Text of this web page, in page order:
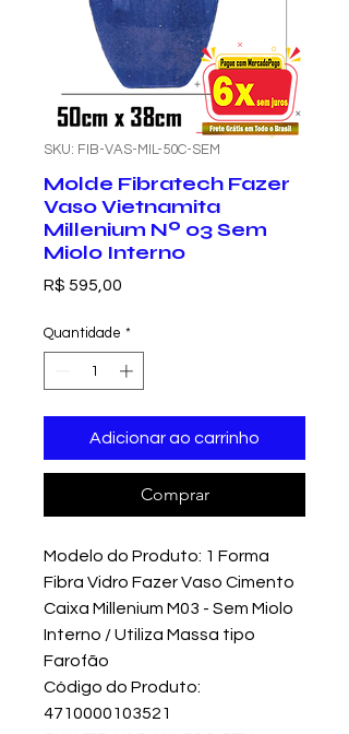
SKU: FIB-VAS-MIL-50C-SEM
Molde Fibratech Fazer
Vaso Vietnamita
Millenium Nº 03 Sem
Miolo Interno
R$ 595,00
Quantidade *
Adicionar ao carrinho
Comprar
Modelo do Produto: 1 Forma
Fibra Vidro Fazer Vaso Cimento
Caixa Millenium M03 - Sem Miolo
Interno / Utiliza Massa tipo
Farofão
Código do Produto:
4710000103521